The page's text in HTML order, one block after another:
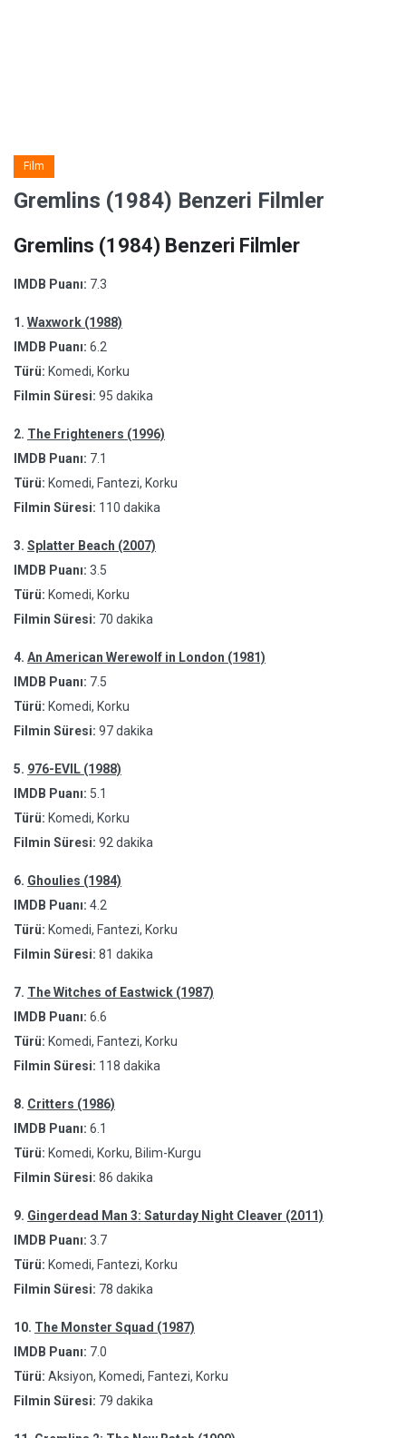
Film
Gremlins (1984) Benzeri Filmler
Gremlins (1984) Benzeri Filmler
IMDB Puanı: 7.3
1. Waxwork (1988)
IMDB Puanı: 6.2
Türü: Komedi, Korku
Filmin Süresi: 95 dakika
2. The Frighteners (1996)
IMDB Puanı: 7.1
Türü: Komedi, Fantezi, Korku
Filmin Süresi: 110 dakika
3. Splatter Beach (2007)
IMDB Puanı: 3.5
Türü: Komedi, Korku
Filmin Süresi: 70 dakika
4. An American Werewolf in London (1981)
IMDB Puanı: 7.5
Türü: Komedi, Korku
Filmin Süresi: 97 dakika
5. 976-EVIL (1988)
IMDB Puanı: 5.1
Türü: Komedi, Korku
Filmin Süresi: 92 dakika
6. Ghoulies (1984)
IMDB Puanı: 4.2
Türü: Komedi, Fantezi, Korku
Filmin Süresi: 81 dakika
7. The Witches of Eastwick (1987)
IMDB Puanı: 6.6
Türü: Komedi, Fantezi, Korku
Filmin Süresi: 118 dakika
8. Critters (1986)
IMDB Puanı: 6.1
Türü: Komedi, Korku, Bilim-Kurgu
Filmin Süresi: 86 dakika
9. Gingerdead Man 3: Saturday Night Cleaver (2011)
IMDB Puanı: 3.7
Türü: Komedi, Fantezi, Korku
Filmin Süresi: 78 dakika
10. The Monster Squad (1987)
IMDB Puanı: 7.0
Türü: Aksiyon, Komedi, Fantezi, Korku
Filmin Süresi: 79 dakika